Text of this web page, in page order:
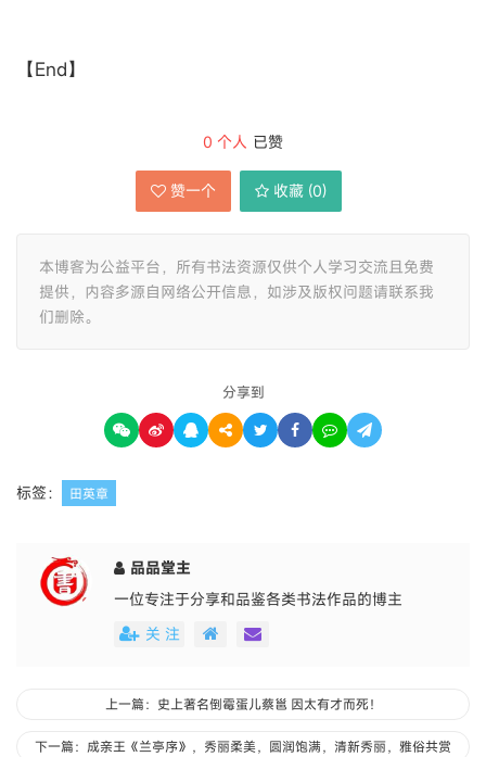
【End】
0 个人 已赞
赞一个 收藏 (0)
本博客为公益平台，所有书法资源仅供个人学习交流且免费
提供，内容多源自网络公开信息，如涉及版权问题请联系我
们删除。
分享到
标签： 田英章
品品堂主
一位专注于分享和品鉴各类书法作品的博主
关 注
上一篇：史上著名倒霉蛋儿蔡邕 因太有才而死！
下一篇：成亲王《兰亭序》，秀丽柔美，圆润饱满，清新秀丽，雅俗共赏